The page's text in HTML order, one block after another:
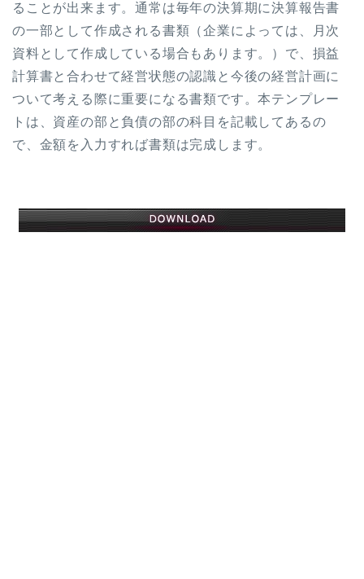
ることが出来ます。通常は毎年の決算期に決算報告書
の一部として作成される書類（企業によっては、月次
資料として作成している場合もあります。）で、損益
計算書と合わせて経営状態の認識と今後の経営計画に
ついて考える際に重要になる書類です。本テンプレー
トは、資産の部と負債の部の科目を記載してあるの
で、金額を入力すれば書類は完成します。